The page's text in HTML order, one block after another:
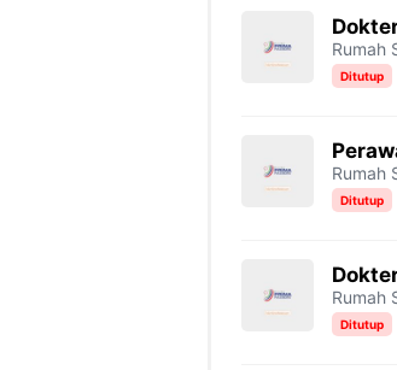
Rumah
Ditutup
Rumah
Ditutup
Rumah
Ditutup